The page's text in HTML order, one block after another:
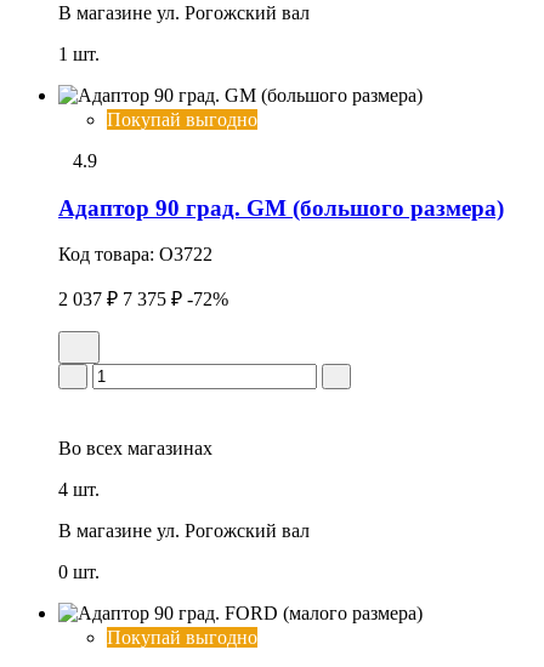
В магазине ул. Рогожский вал
1 шт.
Покупай выгодно
4.9
Адаптор 90 град. GM (большого размера)
Код товара: O3722
2 037 ₽ 7 375 ₽ -72%
Во всех магазинах
4 шт.
В магазине ул. Рогожский вал
0 шт.
Покупай выгодно